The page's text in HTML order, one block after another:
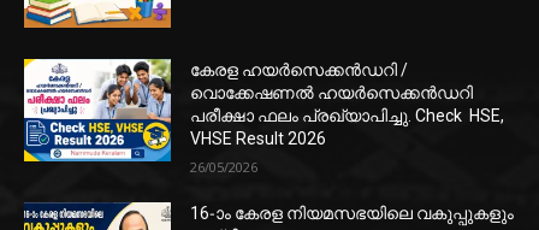
കേരള ഹയർസെക്കൻഡറി /
വൊക്കേഷണൽ ഹയർസെക്കൻഡറി
പരീക്ഷാ ഫലം പ്രഖ്യാപിച്ചു. Check HSE,
VHSE Result 2026
26/05/2026
16-ാം കേരള നിയമസഭയിലെ വകുപ്പുകളും